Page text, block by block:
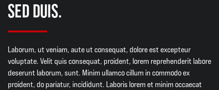
SED DUIS.
Laborum, ut veniam, aute ut consequat, dolore est excepteur
voluptate. Velit quis consequat, proident, lorem reprehenderit labore
deserunt laborum, sunt. Minim ullamco cillum in commodo ex
proident, do pariatur, incididunt. Laboris lorem et minim occaecat